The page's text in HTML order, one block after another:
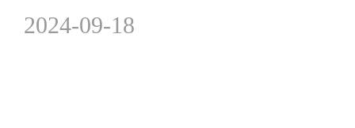
2024-09-18